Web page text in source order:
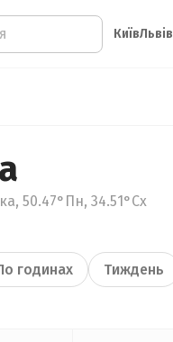
КиївЛьвів
50.47°Пн, 34.51°Сх
годинах Тиждень